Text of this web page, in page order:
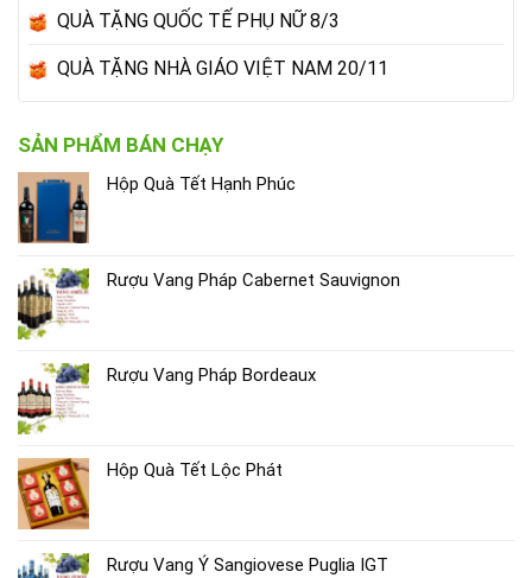
QUÀ TẶNG QUỐC TẾ PHỤ NỮ 8/3
QUÀ TẶNG NHÀ GIÁO VIỆT NAM 20/11
SẢN PHẨM BÁN CHẠY
Hộp Quà Tết Hạnh Phúc
Rượu Vang Pháp Cabernet Sauvignon
Rượu Vang Pháp Bordeaux
Hộp Quà Tết Lộc Phát
Rượu Vang Ý Sangiovese Puglia IGT